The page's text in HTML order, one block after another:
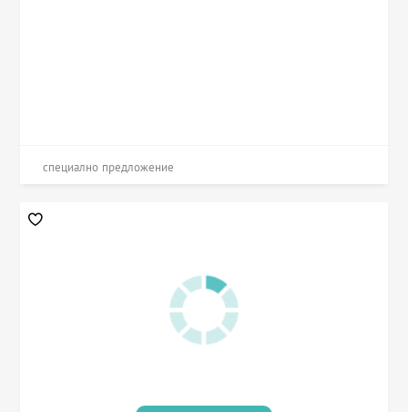
специално предложение